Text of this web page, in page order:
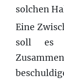
solchen
Eine
soll es